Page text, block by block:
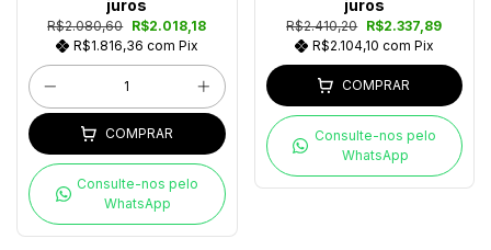
R$2.080,60 R$2.018,18
R$1.816,36 com Pix
juros
COMPRAR
Consulte-nos pelo
WhatsApp
R$2.410,20 R$2.337,89
R$2.104,10 com Pix
juros
COMPRAR
Consulte-nos pelo
WhatsApp